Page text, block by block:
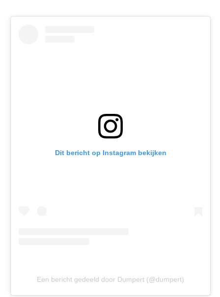
Dit bericht op Instagram bekijken
Een bericht gedeeld door Dumpert (@dumpert)